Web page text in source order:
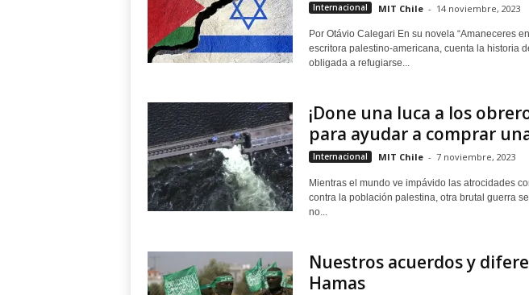
Internacional MIT Chile - 14 noviembre, 2023
Por Otávio Calegari En su novela “Amaneceres
escritora palestino-americana, cuenta la historia
obligada a refugiarse...
¡Done una luca a los
para ayudar a comprar
Internacional MIT Chile - 7 noviembre, 2023
Mientras el mundo ve impávido las atrocidades
contra la población palestina, otra brutal guerra
no...
Nuestros acuerdos y
Hamas